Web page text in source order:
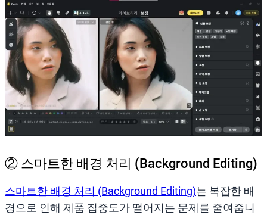
② 스마트한 배경 처리 (Background Editing)
스마트한 배경 처리 (Background Editing)는 복잡한 배
경으로 인해 제품 집중도가 떨어지는 문제를 줄여줍니